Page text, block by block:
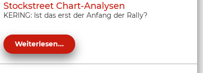
Stockstreet Chart-Analysen
KERING: Ist das erst der Anfang der Rally?
Weiterlesen...